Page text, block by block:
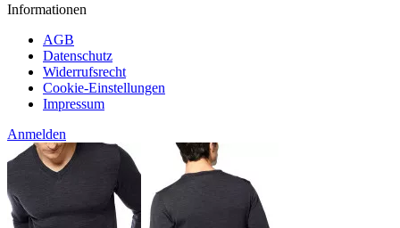
Informationen
AGB
Datenschutz
Widerrufsrecht
Cookie-Einstellungen
Impressum
Anmelden